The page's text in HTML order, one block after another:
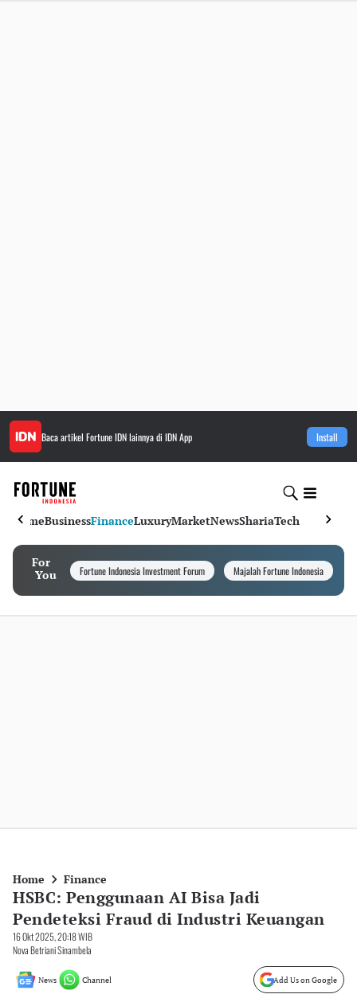
Baca artikel Fortune IDNlainnya di IDN App Install
HomeBusinessFinanceLuxuryMarketNewsShariaTech
For
You
Fortune Indonesia Investment Forum Majalah Fortune Indonesia
Home Finance
HSBC: Penggunaan AI Bisa Jadi
Pendeteksi Fraud di Industri Keuangan
16 Okt 2025, 20:18 WIB
Nova Betriani Sinambela
News Channel Add Us on Google